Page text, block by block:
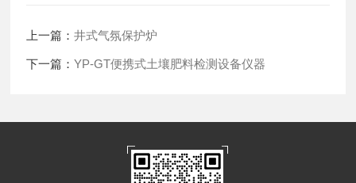
上一篇：井式气氛保护炉
下一篇：YP-GT便携式土壤肥料检测设备仪器